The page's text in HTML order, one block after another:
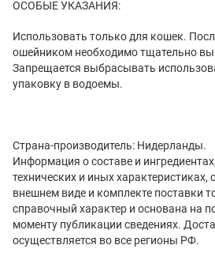
ОСОБЫЕ УКАЗАНИЯ:
Использовать только для кошек.
ошейником необходимо тщательно
Запрещается выбрасывать
упаковку в водоемы.
Страна-производитель: Нидерланды.
Информация о составе и
технических и иных характеристиках,
внешнем виде и комплекте поставки
справочный характер и основана на
моменту публикации сведениях.
осуществляется во все регионы РФ.